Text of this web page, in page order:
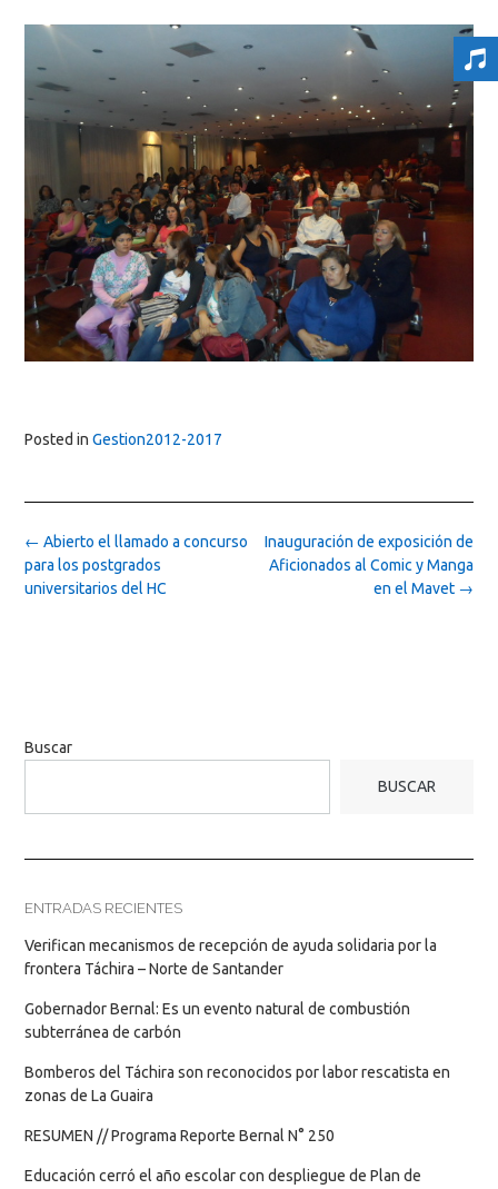
Posted in Gestion2012-2017
Post
navigation
Inauguración de exposición de
Aficionados al Comic y Manga
en el Mavet →
← Abierto el llamado a concurso
para los postgrados
universitarios del HC
Buscar
BUSCAR
ENTRADAS RECIENTES
Verifican mecanismos de recepción de ayuda solidaria por la
frontera Táchira – Norte de Santander
Gobernador Bernal: Es un evento natural de combustión
subterránea de carbón
Bomberos del Táchira son reconocidos por labor rescatista en
zonas de La Guaira
RESUMEN // Programa Reporte Bernal N° 250
Educación cerró el año escolar con despliegue de Plan de